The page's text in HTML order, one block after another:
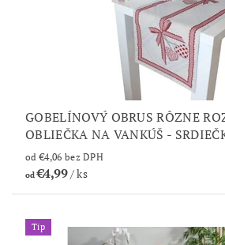
GOBELÍNOVÝ OBRUS RÔZNE
OBLIEČKA NA VANKÚŠ -
od €4,06 bez DPH
od€4,99/ ks
Tip